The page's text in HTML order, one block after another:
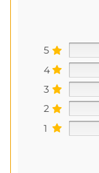
5
4
3
2
1